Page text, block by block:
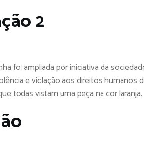
2
foi ampliada por iniciativa da
e violação aos direitos humanos
todas vistam uma peça na cor laranja.